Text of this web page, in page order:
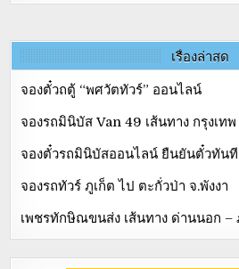
เรื่องล่าสุด
จองตั๋วถตู้ “พศวัตทัวร์” ออนไลน์
จองรถมินิบัส Van 49 เส้นทาง กรุงเท
จองตั๋วรถมินิบัสออนไลน์ ยืนยันตั๋วทันที
จองรถทัวร์ ภูเก็ต ไป ตะกั่วป่า จ.พังงา
เพชรทักษิณขนส่ง เส้นทาง ด่านนอก –